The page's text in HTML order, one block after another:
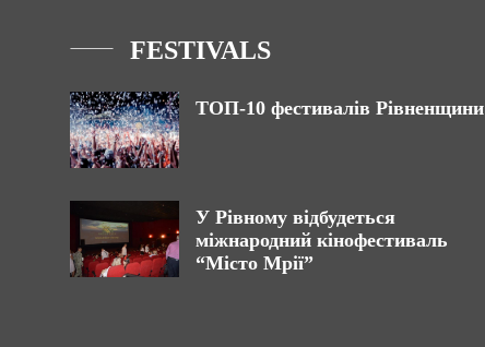
FESTIVALS
ТОП-10 фестивалів Рівненщини
У Рівному відбудеться
міжнародний кінофестиваль
“Місто Мрії”